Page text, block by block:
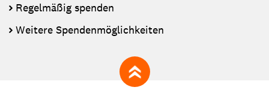
Regelmäßig spenden
Weitere Spendenmöglichkeiten
zum Seitenanfang